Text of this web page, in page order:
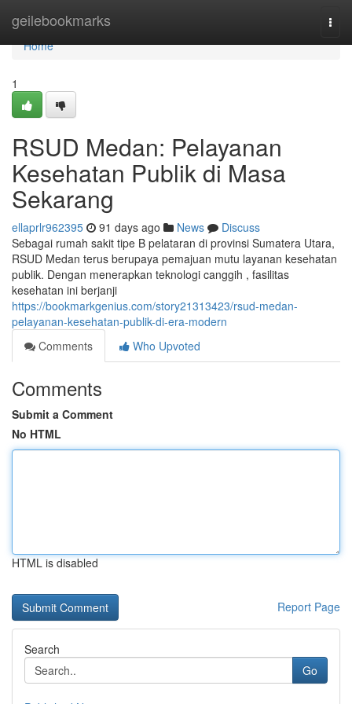
geilebookmarks
Home
Home
1
RSUD Medan: Pelayanan
Kesehatan Publik di Masa
Sekarang
ellaprlr962395 91 days ago News
Discuss
Sebagai rumah sakit tipe B pelataran di provinsi Sumatera Utara,
RSUD Medan terus berupaya pemajuan mutu layanan kesehatan
publik. Dengan menerapkan teknologi canggih , fasilitas
kesehatan ini berjanji
https://bookmarkgenius.com/story21313423/rsud-medan-
pelayanan-kesehatan-publik-di-era-modern
Comments
Who Upvoted
Comments
Submit a Comment
No HTML
HTML is disabled
Report Page
Search
Go